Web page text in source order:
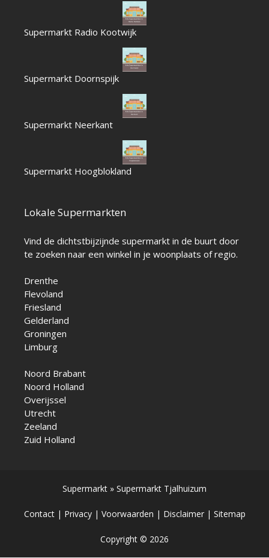
Supermarkt Radio Kootwijk
Supermarkt Doornspijk
Supermarkt Neerkant
Supermarkt Hoogblokland
Lokale Supermarkten
Vind de dichtstbijzijnde supermarkt in de buurt door
te zoeken naar een winkel in je woonplaats of regio.
Drenthe
Flevoland
Friesland
Gelderland
Groningen
Limburg
Noord Brabant
Noord Holland
Overijssel
Utrecht
Zeeland
Zuid Holland
Supermarkt » Supermarkt Tjalhuizum
Contact| Privacy| Voorwaarden | Disclaimer| Sitemap
Copyright © 2026